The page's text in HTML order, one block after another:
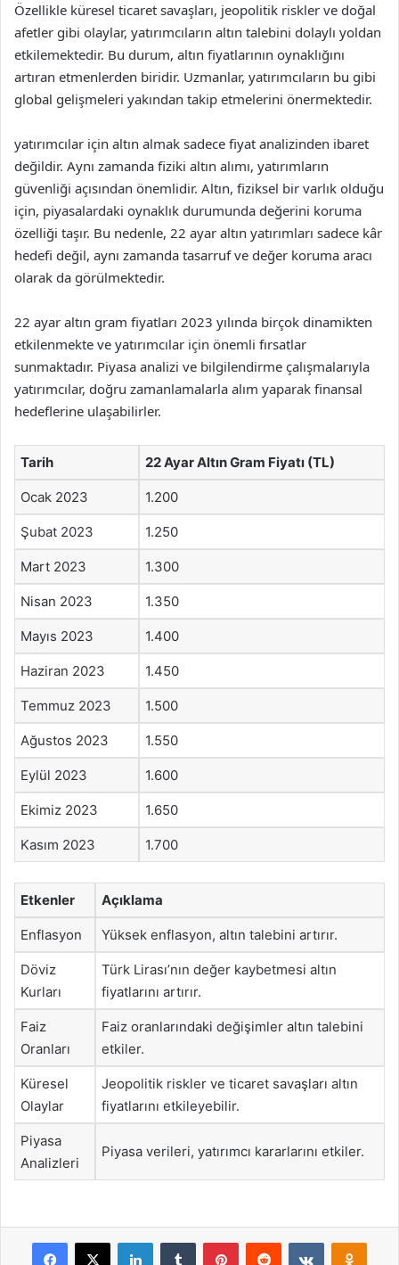
Özellikle küresel ticaret savaşları, jeopolitik riskler ve doğal
afetler gibi olaylar, yatırımcıların altın talebini dolaylı yoldan
etkilemektedir. Bu durum, altın fiyatlarının oynaklığını
artıran etmenlerden biridir. Uzmanlar, yatırımcıların bu gibi
global gelişmeleri yakından takip etmelerini önermektedir.
yatırımcılar için altın almak sadece fiyat analizinden ibaret
değildir. Aynı zamanda fiziki altın alımı, yatırımların
güvenliği açısından önemlidir. Altın, fiziksel bir varlık olduğu
için, piyasalardaki oynaklık durumunda değerini koruma
özelliği taşır. Bu nedenle, 22 ayar altın yatırımları sadece kâr
hedefi değil, aynı zamanda tasarruf ve değer koruma aracı
olarak da görülmektedir.
22 ayar altın gram fiyatları 2023 yılında birçok dinamikten
etkilenmekte ve yatırımcılar için önemli fırsatlar
sunmaktadır. Piyasa analizi ve bilgilendirme çalışmalarıyla
yatırımcılar, doğru zamanlamalarla alım yaparak finansal
hedeflerine ulaşabilirler.
Tarih 22 Ayar Altın Gram Fiyatı (TL)
Ocak 2023 1.200
Şubat 2023 1.250
Mart 2023 1.300
Nisan 2023 1.350
Mayıs 2023 1.400
Haziran 2023 1.450
Temmuz 2023 1.500
Ağustos 2023 1.550
Eylül 2023 1.600
Ekimiz 2023 1.650
Kasım 2023 1.700
Etkenler Açıklama
Enflasyon Yüksek enflasyon, altın talebini artırır.
Döviz
Kurları
Türk Lirası’nın değer kaybetmesi altın
fiyatlarını artırır.
Faiz
Oranları
Faiz oranlarındaki değişimler altın talebini
etkiler.
Küresel
Olaylar
Jeopolitik riskler ve ticaret savaşları altın
fiyatlarını etkileyebilir.
Piyasa
Analizleri
Piyasa verileri, yatırımcı kararlarını etkiler.
Facebook
X LinkedInTumblr PinterestReddit VKontakte